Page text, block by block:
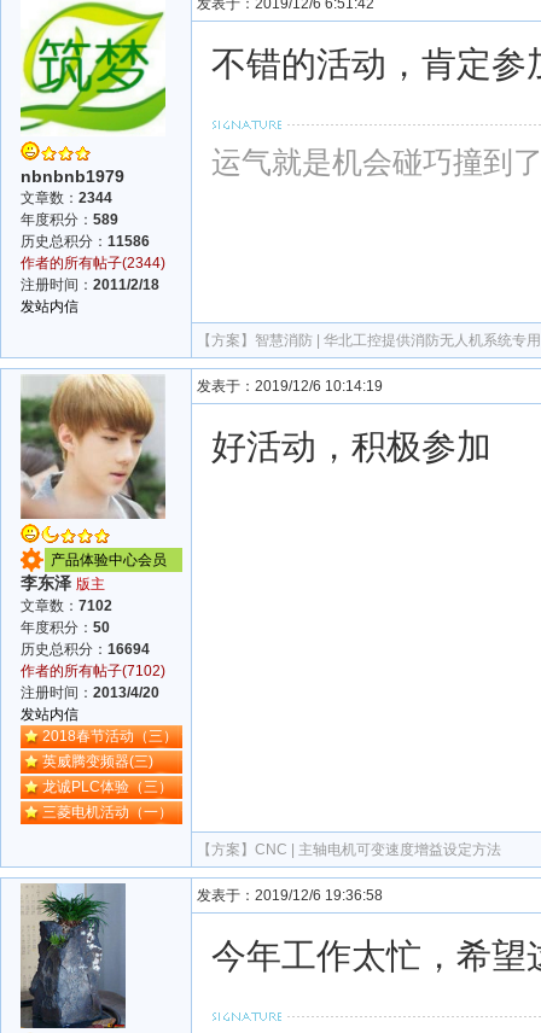
nbnbnb1979
文章数： 2344
年度积分： 589
历史总积分： 11586
作者的所有帖子(2344)
注册时间： 2011/2/18
发站内信
发表于：2019/12/6 6:51:42
不错的活动，肯定参
运气就是机会碰巧撞到
【方案】 智慧消防 | 华北工控提供消防无人机系统专
产品体验中心会员
李东泽 版主
文章数： 7102
年度积分： 50
历史总积分： 16694
作者的所有帖子(7102)
注册时间： 2013/4/20
发站内信
2018春节活动（三）
英威腾变频器(三)
龙诚PLC体验（三）
三菱电机活动（一）
发表于：2019/12/6 10:14:19
好活动，积极参加
【方案】 CNC | 主轴电机可变速度增益设定方法
发表于：2019/12/6 19:36:58
今年工作太忙，希望